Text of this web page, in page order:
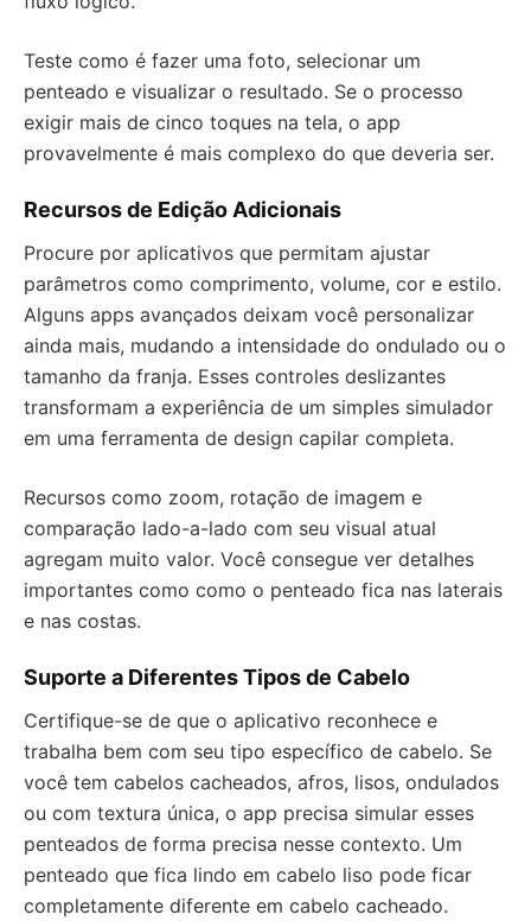
Teste como é fazer uma foto, selecionar um
penteado e visualizar o resultado. Se o processo
exigir mais de cinco toques na tela, o app
provavelmente é mais complexo do que deveria ser.
Recursos de Edição Adicionais
Procure por aplicativos que permitam ajustar
parâmetros como comprimento, volume, cor e estilo.
Alguns apps avançados deixam você personalizar
ainda mais, mudando a intensidade do ondulado ou o
tamanho da franja. Esses controles deslizantes
transformam a experiência de um simples simulador
em uma ferramenta de design capilar completa.
Recursos como zoom, rotação de imagem e
comparação lado-a-lado com seu visual atual
agregam muito valor. Você consegue ver detalhes
importantes como como o penteado fica nas laterais
e nas costas.
Suporte a Diferentes Tipos de Cabelo
Certifique-se de que o aplicativo reconhece e
trabalha bem com seu tipo específico de cabelo. Se
você tem cabelos cacheados, afros, lisos, ondulados
ou com textura única, o app precisa simular esses
penteados de forma precisa nesse contexto. Um
penteado que fica lindo em cabelo liso pode ficar
completamente diferente em cabelo cacheado.